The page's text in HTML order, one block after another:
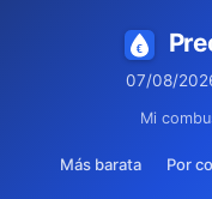
07/08/
Mi
Más barata Por